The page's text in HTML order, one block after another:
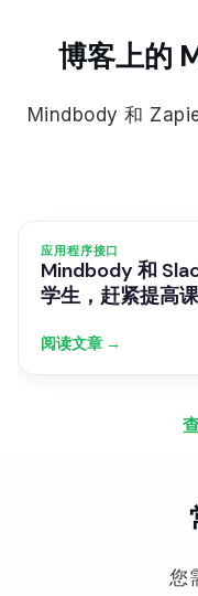
博客上的
Mindbody 和
应用程序接口
Mindbody 和
学生，赶紧提高
阅读文章 →
您